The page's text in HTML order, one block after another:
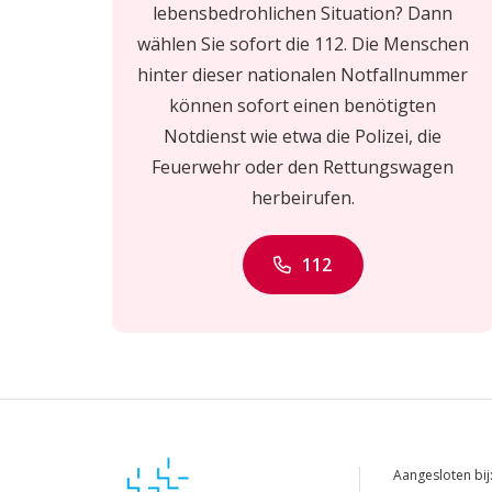
lebensbedrohlichen Situation? Dann
wählen Sie sofort die 112. Die Menschen
hinter dieser nationalen Notfallnummer
können sofort einen benötigten
Notdienst wie etwa die Polizei, die
Feuerwehr oder den Rettungswagen
herbeirufen.
112
Aangesloten